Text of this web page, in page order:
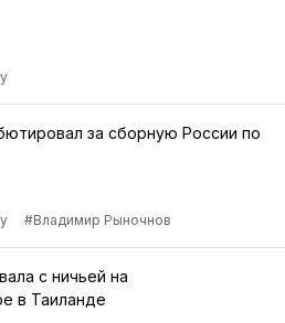
за сборную России по
#Владимир Рыночнов
с ничьей на
в Таиланде